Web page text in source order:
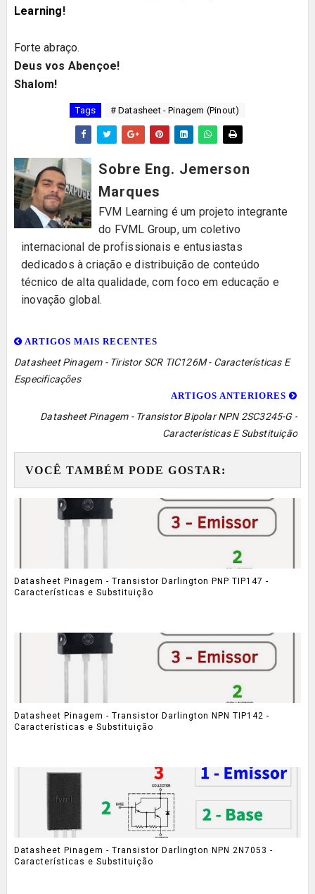
Learning!
Forte abraço.
Deus vos Abençoe!
Shalom!
Tags # Datasheet - Pinagem (Pinout)
Sobre Eng. Jemerson
Marques
FVM Learning é um projeto integrante
do FVML Group, um coletivo
internacional de profissionais e entusiastas
dedicados à criação e distribuição de conteúdo
técnico de alta qualidade, com foco em educação e
inovação global.
ARTIGOS MAIS RECENTES
Datasheet Pinagem - Tiristor SCR TIC126M - Características E
Especificações
ARTIGOS ANTERIORES
Datasheet Pinagem - Transistor Bipolar NPN 2SC3245-G -
Características E Substituição
VOCÊ TAMBÉM PODE GOSTAR:
Datasheet Pinagem - Transistor Darlington PNP TIP147 -
Características e Substituição
Datasheet Pinagem - Transistor Darlington NPN TIP142 -
Características e Substituição
Datasheet Pinagem - Transistor Darlington NPN 2N7053 -
Características e Substituição